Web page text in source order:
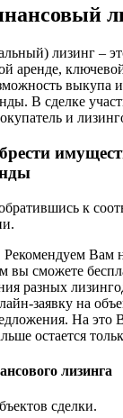
лизинг –
аренде,
выкупа
В сделке
и
к
Вам
вы сможете
разных
заявку на
На это
остается
лизинга
сделки.